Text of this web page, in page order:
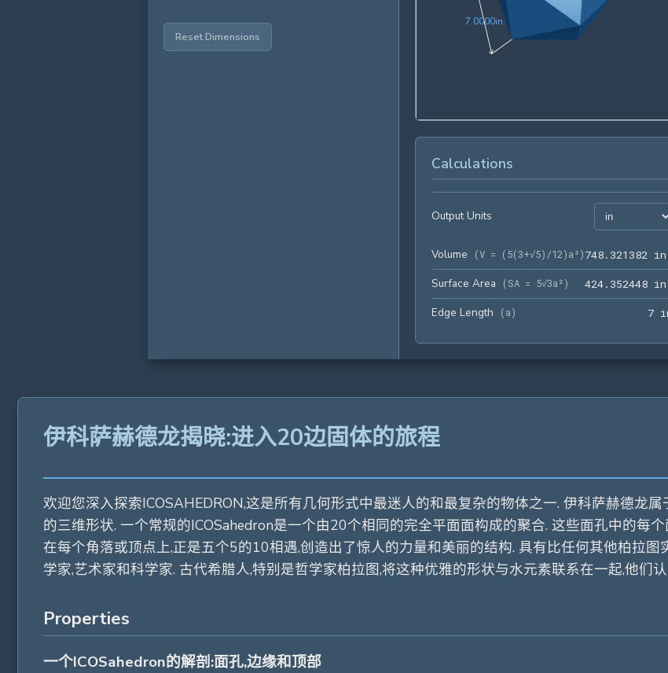
Reset Dimensions
7.0000in7.0000in
Calculations
Output Units
Volume (V = (5(3+√5)/12)a³)748. 321 382
Surface Area (SA = 5√3a²) 424. 352448
Edge Length (a) 7
伊科萨赫德龙揭晓:进入20边固体的旅程
欢迎您深入探索ICOSAHEDRON,这是所有几何形式中最迷人的和最复杂的物体之一. 伊科萨赫德龙
的三维形状. 一个常规的ICOSahedron是一个由20个相同的完全平面面构成的聚合. 这些面孔中的每
在每个角落或顶点上,正是五个5的10相遇,创造出了惊人的力量和美丽的结构. 具有比任何其他柏拉
学家,艺术家和科学家. 古代希腊人,特别是哲学家柏拉图,将这种优雅的形状与水元素联系在一起,他们
Properties
一个ICOSahedron的解剖:面孔,边缘和顶部